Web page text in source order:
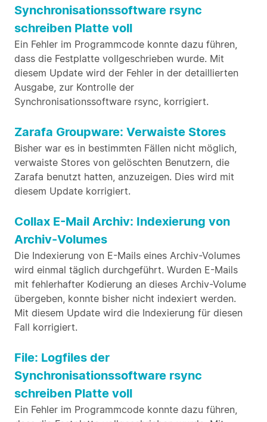
Synchronisationssoftware rsync
schreiben Platte voll
Ein Fehler im Programmcode konnte dazu führen,
dass die Festplatte vollgeschrieben wurde. Mit
diesem Update wird der Fehler in der detaillierten
Ausgabe, zur Kontrolle der
Synchronisationssoftware rsync, korrigiert.
Zarafa Groupware: Verwaiste Stores
Bisher war es in bestimmten Fällen nicht möglich,
verwaiste Stores von gelöschten Benutzern, die
Zarafa benutzt hatten, anzuzeigen. Dies wird mit
diesem Update korrigiert.
Collax E-Mail Archiv: Indexierung von
Archiv-Volumes
Die Indexierung von E-Mails eines Archiv-Volumes
wird einmal täglich durchgeführt. Wurden E-Mails
mit fehlerhafter Kodierung an dieses Archiv-Volume
übergeben, konnte bisher nicht indexiert werden.
Mit diesem Update wird die Indexierung für diesen
Fall korrigiert.
File: Logfiles der
Synchronisationssoftware rsync
schreiben Platte voll
Ein Fehler im Programmcode konnte dazu führen,